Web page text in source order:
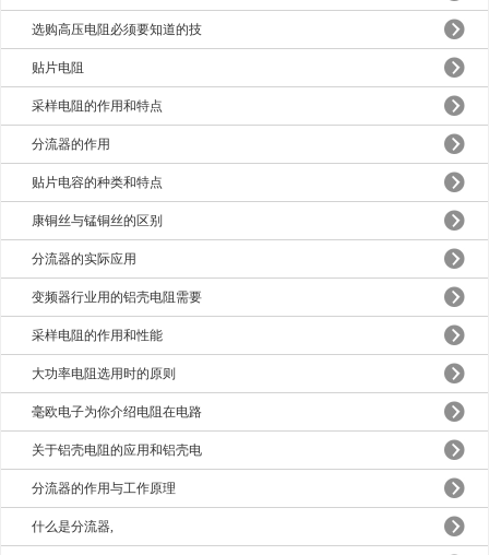
选购高压电阻必须要知道的技
贴片电阻
采样电阻的作用和特点
分流器的作用
贴片电容的种类和特点
康铜丝与锰铜丝的区别
分流器的实际应用
变频器行业用的铝壳电阻需要
采样电阻的作用和性能
大功率电阻选用时的原则
毫欧电子为你介绍电阻在电路
关于铝壳电阻的应用和铝壳电
分流器的作用与工作原理
什么是分流器,